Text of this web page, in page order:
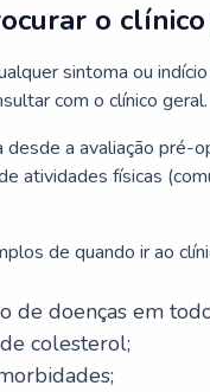
o
sintoma ou
com o clínico geral.
desde a avaliação pré-
atividades físicas
de quando ir ao
de doenças em
colesterol;